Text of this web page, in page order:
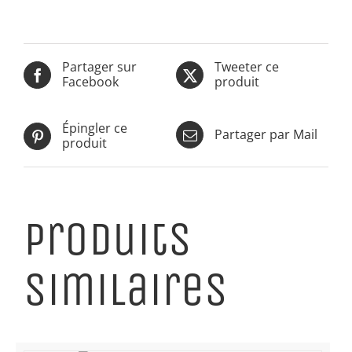
Partager sur
Facebook
Tweeter ce
produit
Épingler ce
produit
Partager par Mail
Produits
similaires